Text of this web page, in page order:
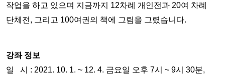
작업을 하고 있으며 지금까지 12차례 개인전과 20여 차례
단체전, 그리고 100여권의 책에 그림을 그렸습니다.
강좌 정보
일   시 : 2021. 10. 1. ~ 12. 4. 금요일 오후 7시 ~ 9시 30분,